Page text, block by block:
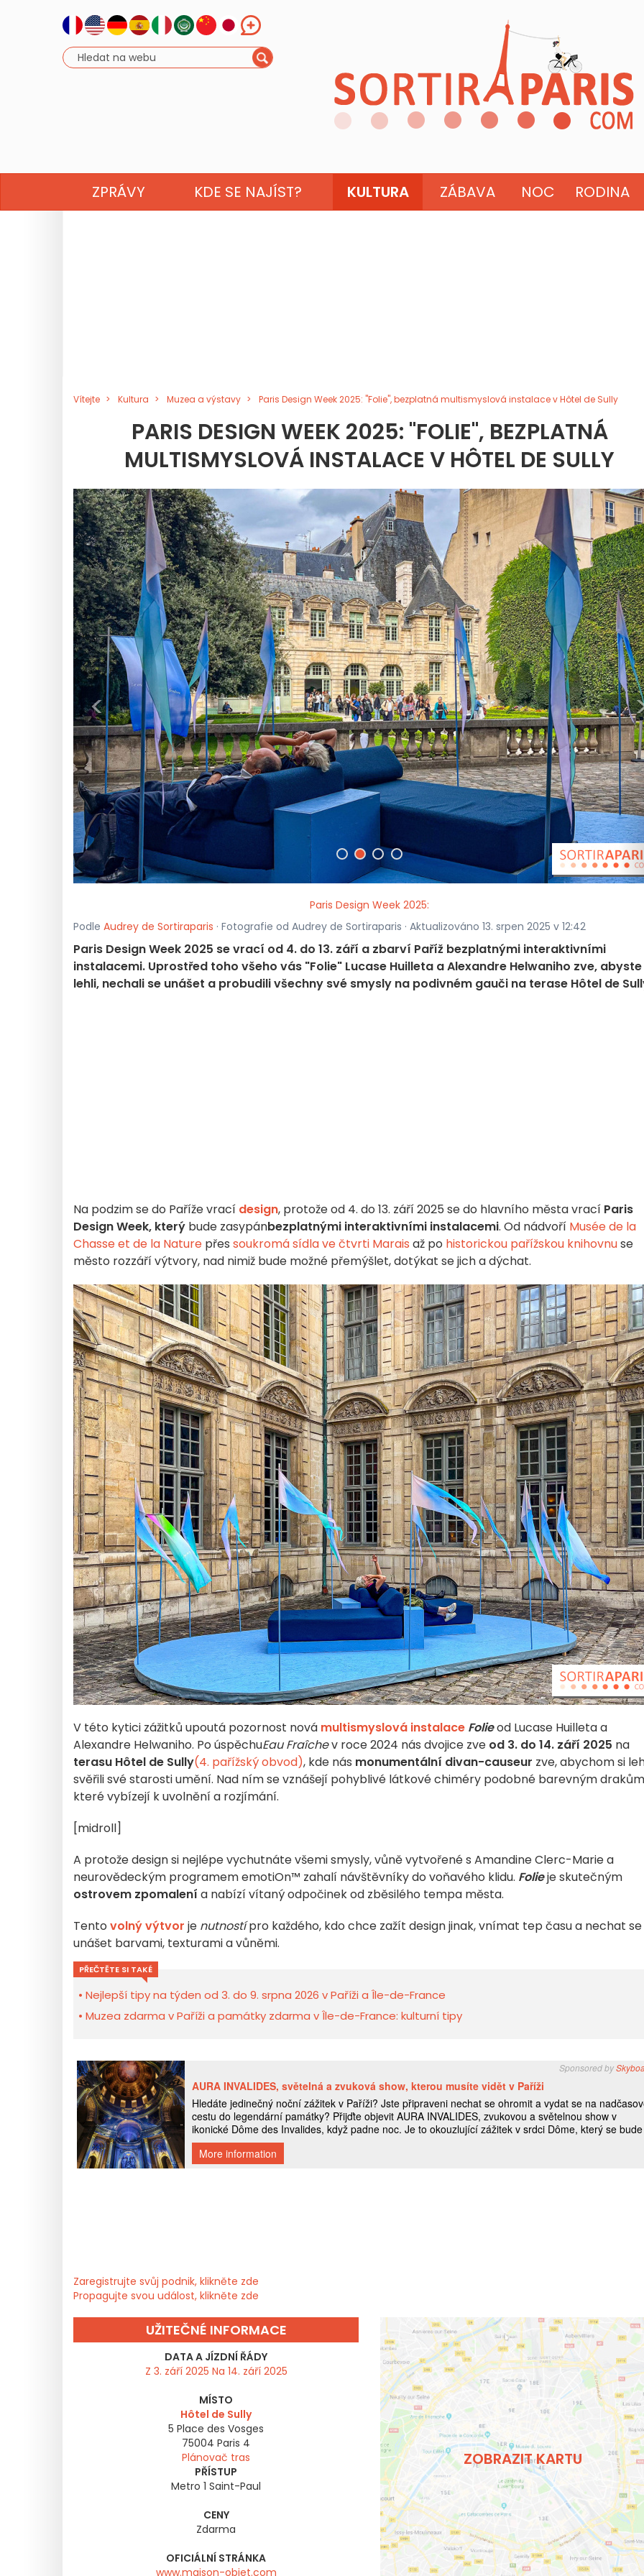
ZPRÁVY KDE SE NAJÍST? KULTURA ZÁBAVA NOC RODINA
Vítejte Kultura Muzea a výstavy Paris Design Week 2025: "Folie", bezplatná multismyslová instalace v Hôtel de Sully
PARIS DESIGN WEEK 2025: "FOLIE", BEZPLATNÁ
MULTISMYSLOVÁ INSTALACE V HÔTEL DE SULLY
<
Paris Design Week 2025:
Podle Audrey de Sortiraparis · Fotografie od Audrey de Sortiraparis · Aktualizováno 13. srpen 2025 v 12:42
Paris Design Week 2025 se vrací od 4. do 13. září a zbarví Paříž bezplatnými interaktivními
instalacemi. Uprostřed toho všeho vás "Folie" Lucase Huilleta a Alexandre Helwaniho zve, abyste
lehli, nechali se unášet a probudili všechny své smysly na podivném gauči na terase Hôtel de
Na podzim se do Paříže vrací design, protože od 4. do 13. září 2025 se do hlavního města vrací Paris
Design Week, který bude zasypánbezplatnými interaktivními instalacemi. Od nádvoří Musée de la
Chasse et de la Nature přes soukromá sídla ve čtvrti Marais až po historickou pařížskou knihovnuse
město rozzáří výtvory, nad nimiž bude možné přemýšlet, dotýkat se jich a dýchat.
V této kytici zážitků upoutá pozornost nová multismyslová instalace Folieod Lucase Huilleta a
Alexandre Helwaniho. Po úspěchuEau Fraîchev roce 2024 nás dvojice zve od 3. do 14. září 2025 na
terasu Hôtel de Sully(4. pařížský obvod), kde nás monumentální divan-causeur zve, abychom si
svěřili své starosti umění. Nad ním se vznášejí pohyblivé látkové chiméry podobné barevným
které vybízejí k uvolnění a rozjímání.
[midroll]
A protože design si nejlépe vychutnáte všemi smysly, vůně vytvořené s Amandine Clerc-Marie a
neurovědeckým programem emotiOn™ zahalí návštěvníky do voňavého klidu. Folieje skutečným
ostrovem zpomalení a nabízí vítaný odpočinek od zběsilého tempa města.
Tento volný výtvor je nutnostípro každého, kdo chce zažít design jinak, vnímat tep času a nechat se
unášet barvami, texturami a vůněmi.
PŘEČTĚTE SI TAKÉ
Nejlepší tipy na týden od 3. do 9. srpna 2026 v Paříži a Île-de-France
Muzea zdarma v Paříži a památky zdarma v Île-de-France: kulturní tipy
Zaregistrujte svůj podnik, klikněte zde
Propagujte svou událost, klikněte zde
UŽITEČNÉ INFORMACE
DATA A JÍZDNÍ ŘÁDY
Z 3. září 2025 Na 14. září 2025
MÍSTO
Hôtel de Sully
5 Place des Vosges
75004 Paris 4
Plánovač tras
PŘÍSTUP
Metro 1 Saint-Paul
CENY
Zdarma
OFICIÁLNÍ STRÁNKA
www.maison-objet.com
ZOBRAZIT KARTU